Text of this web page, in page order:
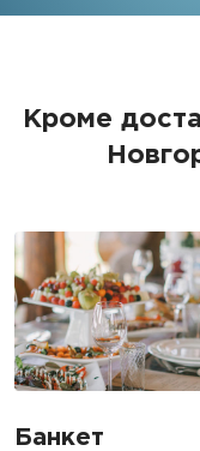
Кроме
Банкет